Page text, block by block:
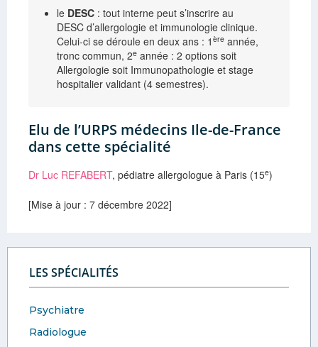
le DESC : tout interne peut s’inscrire au
DESC d’allergologie et immunologie clinique.
Celui-ci se déroule en deux ans : 1 ère année,
tronc commun, 2e année : 2 options soit
Allergologie soit Immunopathologie et stage
hospitalier validant (4 semestres).
Elu de l’URPS médecins Ile-de-France
dans cette spécialité
Dr Luc REFABERT, pédiatre allergologue à Paris (15e)
[Mise à jour : 7 décembre 2022]
LES SPÉCIALITÉS
Psychiatre
Radiologue